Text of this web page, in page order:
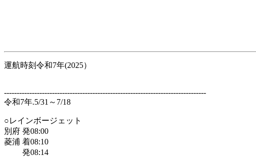
運航時刻令和7年(2025）
--------------------------------------------------------------------------------
令和7年.5/31～7/18
○レインボージェット
別府 発08:00
菱浦 着08:10
発08:14